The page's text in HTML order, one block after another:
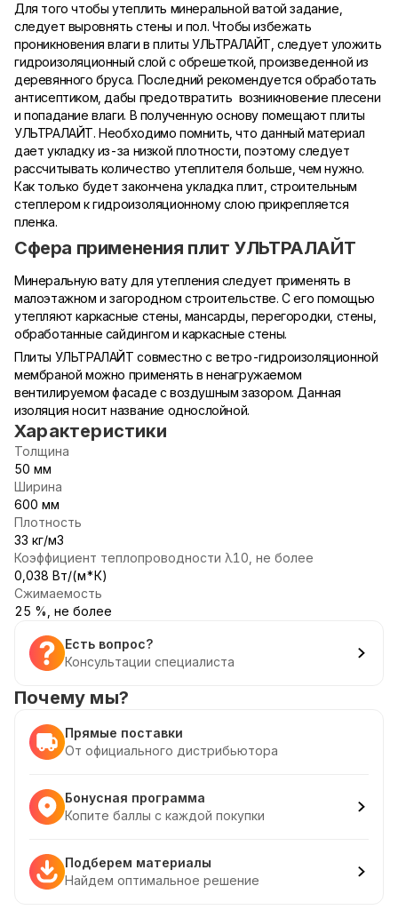
Для того чтобы утеплить минеральной ватой задание,
следует выровнять стены и пол. Чтобы избежать
проникновения влаги в плиты УЛЬТРАЛАЙТ, следует уложить
гидроизоляционный слой с обрешеткой, произведенной из
деревянного бруса. Последний рекомендуется обработать
антисептиком, дабы предотвратить возникновение плесени
и попадание влаги. В полученную основу помещают плиты
УЛЬТРАЛАЙТ. Необходимо помнить, что данный материал
дает укладку из-за низкой плотности, поэтому следует
рассчитывать количество утеплителя больше, чем нужно.
Как только будет закончена укладка плит, строительным
степлером к гидроизоляционному слою прикрепляется
пленка.
Сфера применения плит УЛЬТРАЛАЙТ
Минеральную вату для утепления следует применять в
малоэтажном и загородном строительстве. С его помощью
утепляют каркасные стены, мансарды, перегородки, стены,
обработанные сайдингом и каркасные стены.
Плиты УЛЬТРАЛАЙТ совместно с ветро-гидроизоляционной
мембраной можно применять в ненагружаемом
вентилируемом фасаде с воздушным зазором. Данная
изоляция носит название однослойной.
Характеристики
Толщина
50 мм
Ширина
600 мм
Плотность
33 кг/м3
Коэффициент теплопроводности λ10, не более
0,038 Вт/(м*К)
Сжимаемость
25 %, не более
Есть вопрос?
Консультации специалиста
Почему мы?
Прямые поставки
От официального дистрибьютора
Бонусная программа
Копите баллы с каждой покупки
Подберем материалы
Найдем оптимальное решение